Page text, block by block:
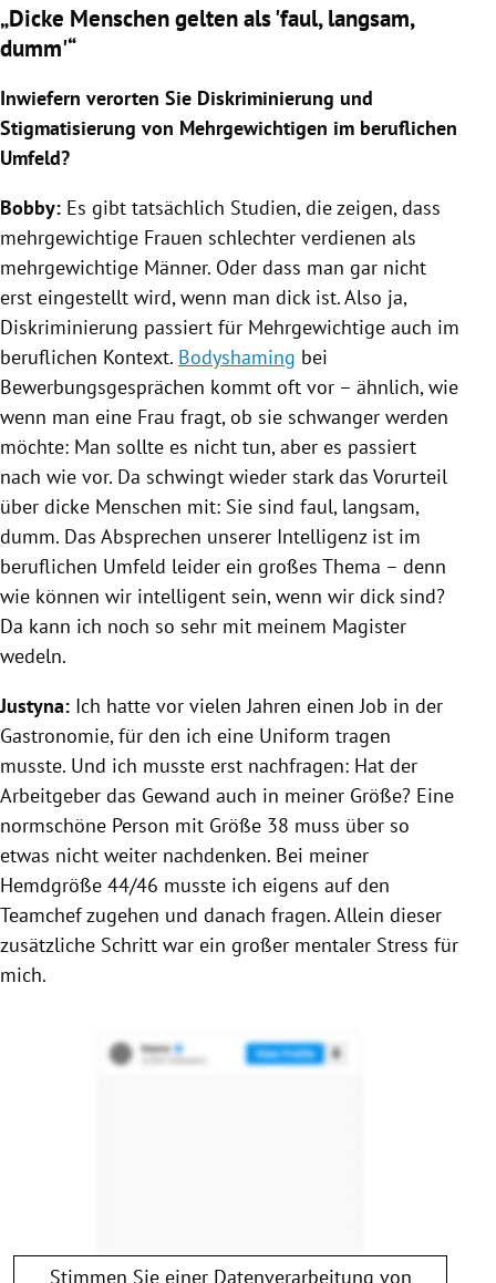
„Dicke Menschen gelten als 'faul, langsam,
dumm'“
Inwiefern verorten Sie Diskriminierung und
Stigmatisierung von Mehrgewichtigen im beruflichen
Umfeld?
Bobby: Es gibt tatsächlich Studien, die zeigen, dass
mehrgewichtige Frauen schlechter verdienen als
mehrgewichtige Männer. Oder dass man gar nicht
erst eingestellt wird, wenn man dick ist. Also ja,
Diskriminierung passiert für Mehrgewichtige auch im
beruflichen Kontext. Bodyshaming bei
Bewerbungsgesprächen kommt oft vor – ähnlich, wie
wenn man eine Frau fragt, ob sie schwanger werden
möchte: Man sollte es nicht tun, aber es passiert
nach wie vor. Da schwingt wieder stark das Vorurteil
über dicke Menschen mit: Sie sind faul, langsam,
dumm. Das Absprechen unserer Intelligenz ist im
beruflichen Umfeld leider ein großes Thema – denn
wie können wir intelligent sein, wenn wir dick sind?
Da kann ich noch so sehr mit meinem Magister
wedeln.
Justyna: Ich hatte vor vielen Jahren einen Job in der
Gastronomie, für den ich eine Uniform tragen
musste. Und ich musste erst nachfragen: Hat der
Arbeitgeber das Gewand auch in meiner Größe? Eine
normschöne Person mit Größe 38 muss über so
etwas nicht weiter nachdenken. Bei meiner
Hemdgröße 44/46 musste ich eigens auf den
Teamchef zugehen und danach fragen. Allein dieser
zusätzliche Schritt war ein großer mentaler Stress für
mich.
Stimmen Sie einer Datenverarbeitung von